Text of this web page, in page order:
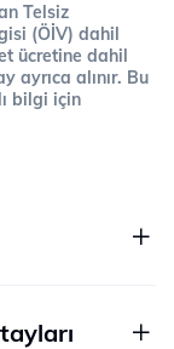
Telsiz
(ÖİV) dahil
ücretine dahil
ayrıca alınır. Bu
bilgi için